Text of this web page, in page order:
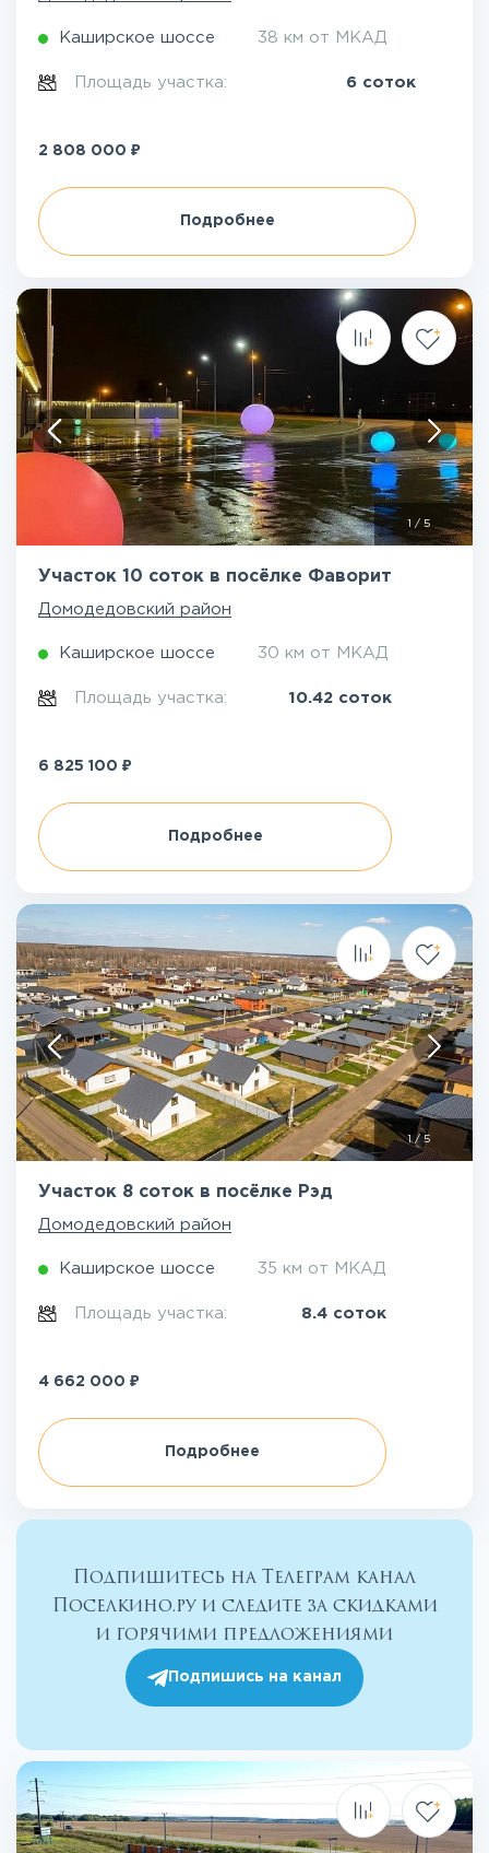
Каширское шоссе 38 км от МКАД
Площадь участка: 6 соток
2 808 000 ₽
Подробнее
/ 5
Участок 10 соток в посёлке Фаворит
Домодедовский район
Каширское шоссе 30 км от МКАД
Площадь участка: 10.42 соток
6 825 100 ₽
Подробнее
1/ 5
Участок 8 соток в посёлке Рэд
Домодедовский район
Каширское шоссе 35 км от МКАД
Площадь участка: 8.4 соток
4 662 000 ₽
Подробнее
Подпишитесь на Телеграм канал
Поселкино.ру и следите за скидками
и горячими предложениями
Подпишись на канал